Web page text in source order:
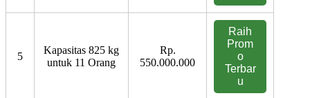
5
Kapasitas 825 kg
untuk 11 Orang
Rp.
550.000.000
Raih
Prom
o
Terbar
u